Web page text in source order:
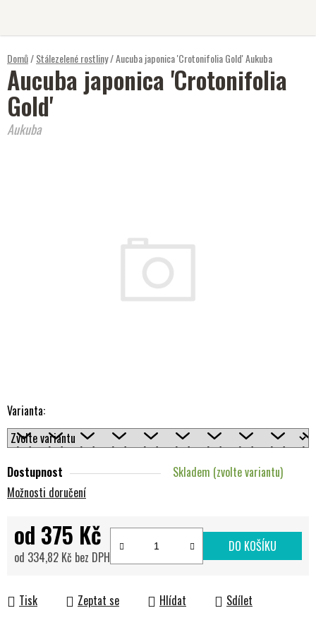
Domů/Stálezelené rostliny/Aucuba japonica 'Crotonifolia Gold'Aukuba
Varianta:
Dostupnost
Skladem (zvolte variantu)
Možnosti doručení
od 375 Kč
od 334,82 Kč bez DPH
DO KOŠÍKU
Tisk Zeptat se Hlídat Sdílet
Aucuba japonica 'Crotonifolia
Gold'
Aukuba